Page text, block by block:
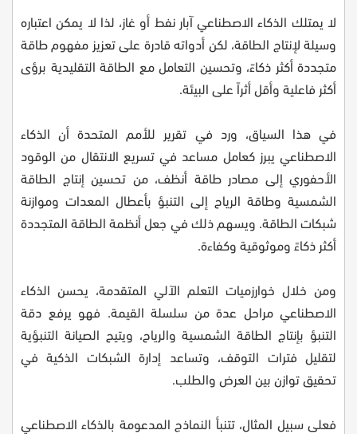
لا يمتلك الذكاء الاصطناعي آبار نفط أو غاز، لذا لا يمكن اعتباره
وسيلة لإنتاج الطاقة، لكن أدواته قادرة على تعزيز مفهوم طاقة
متجددة أكثر ذكاءً، وتحسين التعامل مع الطاقة التقليدية برؤى
أكثر فاعلية وأقل أثراً على البيئة.
في هذا السياق، ورد في تقرير للأمم المتحدة أن الذكاء
الاصطناعي يبرز كعامل مساعد في تسريع الانتقال من الوقود
الأحفوري إلى مصادر طاقة أنظف، من تحسين إنتاج الطاقة
الشمسية وطاقة الرياح إلى التنبؤ بأعطال المعدات وموازنة
شبكات الطاقة. ويسهم ذلك في جعل أنظمة الطاقة المتجددة
أكثر ذكاءً وموثوقية وكفاءة.
ومن خلال خوارزميات التعلم الآلي المتقدمة، يحسن الذكاء
الاصطناعي مراحل عدة من سلسلة القيمة. فهو يرفع دقة
التنبؤ بإنتاج الطاقة الشمسية والرياح، ويتيح الصيانة التنبؤية
لتقليل فترات التوقف، وتساعد إدارة الشبكات الذكية في
تحقيق توازن بين العرض والطلب.
فعلى سبيل المثال، تتنبأ النماذج المدعومة بالذكاء الاصطناعي